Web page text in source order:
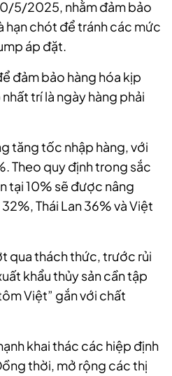
5/2025, nhằm đảm bảo
hạn chót để tránh các mức
áp đặt.
đảm bảo hàng hóa kịp
trí là ngày hàng phải
tăng tốc nhập hàng, với
Theo quy định trong sắc
tại 10% sẽ được nâng
Thái Lan 36% và Việt
qua thách thức, trước rủi
khẩu thủy sản cần tập
Việt” gắn với chất
khai thác các hiệp định
thời, mở rộng các thị